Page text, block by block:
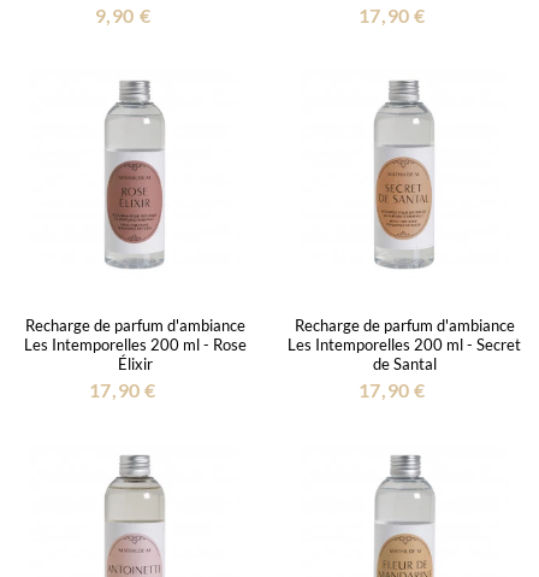
9,90 € 17,90 €
Recharge de parfum d'ambiance
Les Intemporelles 200 ml - Rose
Élixir
17,90 €
Recharge de parfum d'ambiance
Les Intemporelles 200 ml - Secret
de Santal
17,90 €